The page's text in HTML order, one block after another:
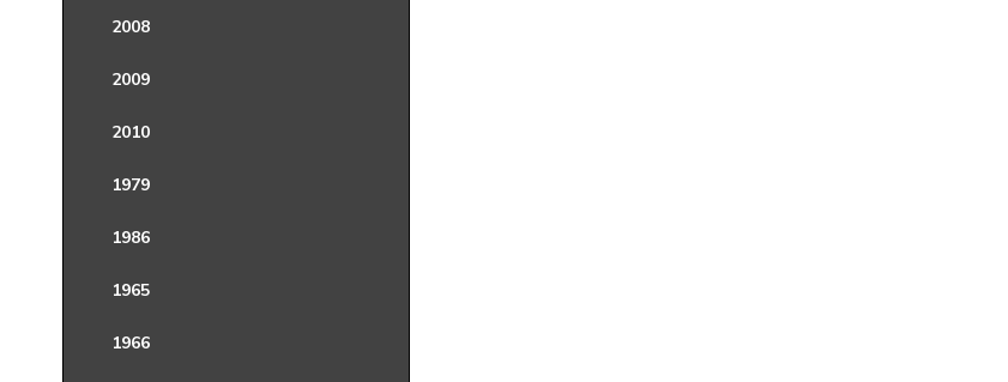
2008
2009
2010
1979
1986
1965
1966